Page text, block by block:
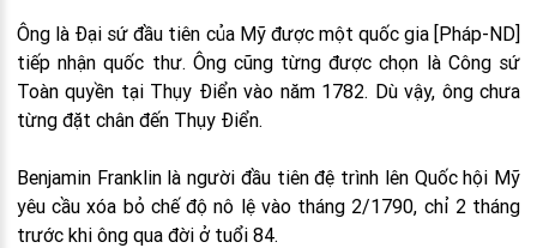
Ông là Đại sứ đầu tiên của Mỹ được một quốc gia [Pháp-ND]
tiếp nhận quốc thư. Ông cũng từng được chọn là Công sứ
Toàn quyền tại Thụy Điển vào năm 1782. Dù vậy, ông chưa
từng đặt chân đến Thụy Điển.
Benjamin Franklin là người đầu tiên đệ trình lên Quốc hội Mỹ
yêu cầu xóa bỏ chế độ nô lệ vào tháng 2/1790, chỉ 2 tháng
trước khi ông qua đời ở tuổi 84.